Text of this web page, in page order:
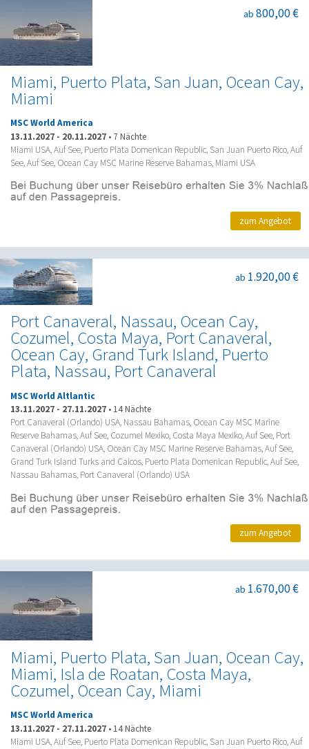
Miami, Puerto Plata, San Juan, Ocean Cay,
Miami
ab 800,00 €
MSC World America
13.11.2027 - 20.11.2027 • 7 Nächte
Miami USA, Auf See, Puerto Plata Domenican Republic, San Juan Puerto Rico, Auf
See, Auf See, Ocean Cay MSC Marine Reserve Bahamas, Miami USA
zum Angebot
Port Canaveral, Nassau, Ocean Cay,
Cozumel, Costa Maya, Port Canaveral,
Ocean Cay, Grand Turk Island, Puerto
Plata, Nassau, Port Canaveral
ab 1.920,00 €
MSC World Altlantic
13.11.2027 - 27.11.2027 • 14 Nächte
Port Canaveral (Orlando) USA, Nassau Bahamas, Ocean Cay MSC Marine
Reserve Bahamas, Auf See, Cozumel Mexiko, Costa Maya Mexiko, Auf See, Port
Canaveral (Orlando) USA, Ocean Cay MSC Marine Reserve Bahamas, Auf See,
Grand Turk Island Turks and Caicos, Puerto Plata Domenican Republic, Auf See,
Nassau Bahamas, Port Canaveral (Orlando) USA
zum Angebot
Miami, Puerto Plata, San Juan, Ocean Cay,
Miami, Isla de Roatan, Costa Maya,
Cozumel, Ocean Cay, Miami
ab 1.670,00 €
MSC World America
13.11.2027 - 27.11.2027 • 14 Nächte
Miami USA, Auf See, Puerto Plata Domenican Republic, San Juan Puerto Rico, Auf